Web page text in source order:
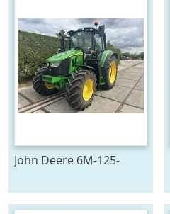
John Deere 6M-125-